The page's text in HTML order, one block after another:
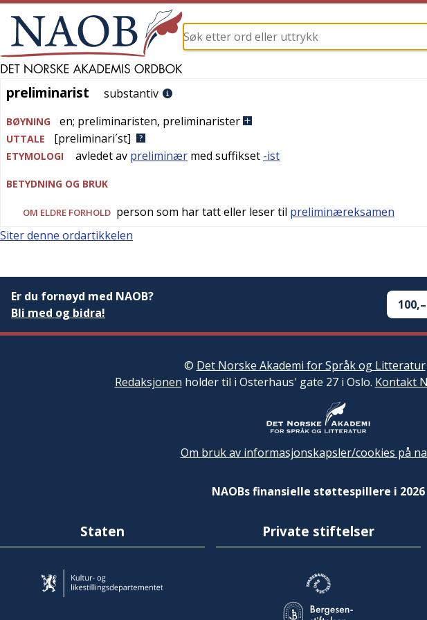
preliminarist
preliminarist substantiv
BØYNING en; preliminaristen, preliminarister
UTTALE [preliminari´st]
ETYMOLOGI avledet av preliminær med suffikset -ist
BETYDNING OG BRUK
OM ELDRE FORHOLD person som har tatt eller leser til preliminæreksamen
Siter denne ordartikkelen
Er du fornøyd med NAOB?
Bli med og bidra!
100,–
© Det Norske Akademi for Språk og Litteratur
Redaksjonen holder til i Osterhaus' gate 27 i Oslo. Kontakt
Om bruk av informasjonskapsler/cookies på
NAOBs finansielle støttespillere i 2026
Staten Private stiftelser